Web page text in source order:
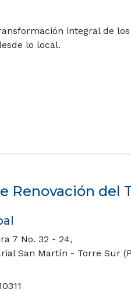
integral de
lo local.
Renovación del
7 No. 32 - 24,
San Martín - Torre Sur